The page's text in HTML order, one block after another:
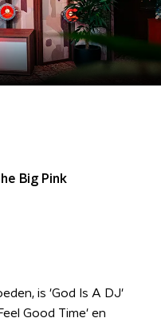
Big Pink
is 'God Is A DJ'
Good Time' en